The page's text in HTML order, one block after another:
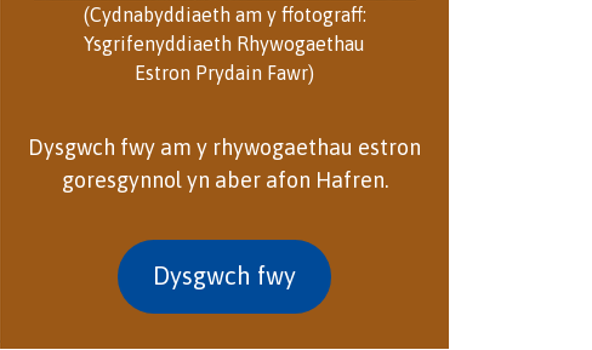
(Cydnabyddiaeth am y ffotograff:
Ysgrifenyddiaeth Rhywogaethau
Estron Prydain Fawr)
Dysgwch fwy am y rhywogaethau estron
goresgynnol yn aber afon Hafren.
Dysgwch fwy